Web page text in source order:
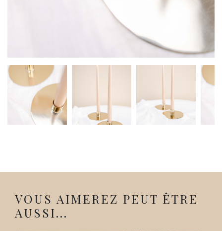
VOUS AIMEREZ PEUT ÊTRE
AUSSI...